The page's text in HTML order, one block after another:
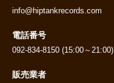
info@hiptankrecords.com
電話番号
092-834-8150 (15:00～21:00)
販売業者